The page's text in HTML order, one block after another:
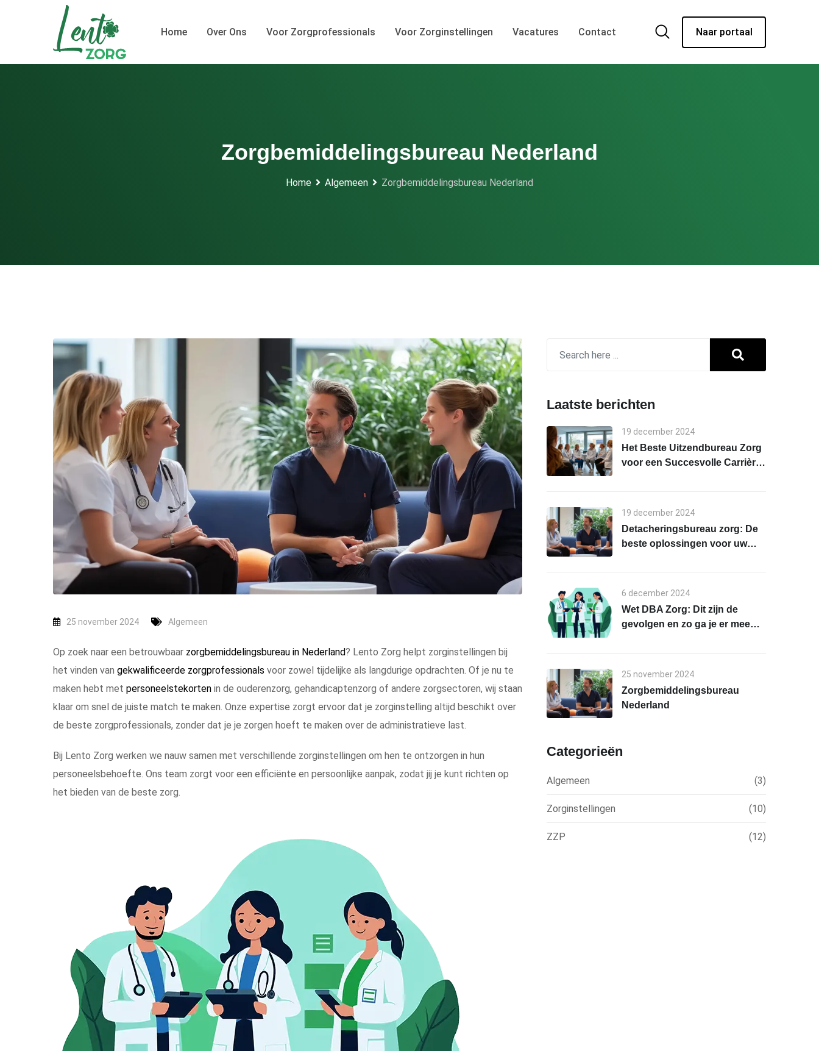
Home Over Ons Voor Zorgprofessionals Voor Zorginstellingen Vacatures Contact Naar portaal
Zorgbemiddelingsbureau Nederland
Home Algemeen Zorgbemiddelingsbureau Nederland
25 november 2024 Algemeen
Op zoek naar een betrouwbaar zorgbemiddelingsbureau in Nederland? Lento Zorg helpt zorginstellingen bij
het vinden van gekwalificeerde zorgprofessionals voor zowel tijdelijke als langdurige opdrachten. Of je nu te
maken hebt met personeelstekorten in de ouderenzorg, gehandicaptenzorg of andere zorgsectoren, wij staan
klaar om snel de juiste match te maken. Onze expertise zorgt ervoor dat je zorginstelling altijd beschikt over
de beste zorgprofessionals, zonder dat je je zorgen hoeft te maken over de administratieve last.
Bij Lento Zorg werken we nauw samen met verschillende zorginstellingen om hen te ontzorgen in hun
personeelsbehoefte. Ons team zorgt voor een efficiënte en persoonlijke aanpak, zodat jij je kunt richten op
het bieden van de beste zorg.
Laatste berichten
19 december 2024
Het Beste Uitzendbureau Zorg
voor een Succesvolle Carrière
19 december 2024
Detacheringsbureau zorg: De
beste oplossingen voor uw
6 december 2024
Wet DBA Zorg: Dit zijn de
gevolgen en zo ga je er mee
25 november 2024
Zorgbemiddelingsbureau
Nederland
Categorieën
Algemeen (3)
Zorginstellingen (10)
ZZP (12)